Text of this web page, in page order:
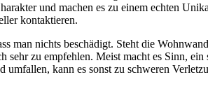
und machen es zu einem echten
kontaktieren.
man nichts beschädigt. Steht die
zu empfehlen. Meist macht es Sinn,
kann es sonst zu schweren